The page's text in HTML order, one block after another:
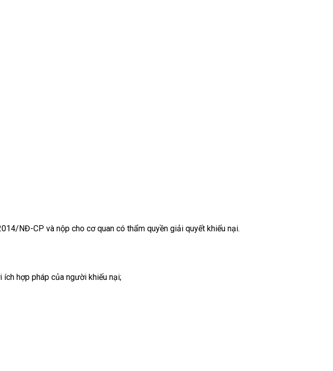
NĐ-CP và nộp cho cơ quan có thẩm quyền giải quyết khiếu nại.
ích hợp pháp của người khiếu nại;